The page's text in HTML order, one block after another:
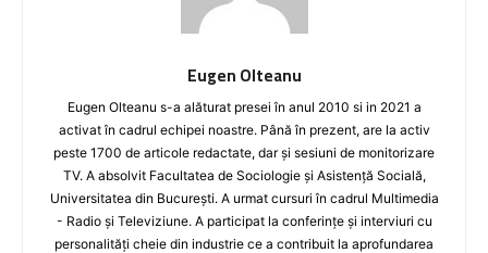
Eugen Olteanu
Eugen Olteanu s-a alăturat presei în anul 2010 si in 2021 a
activat în cadrul echipei noastre. Până în prezent, are la activ
peste 1700 de articole redactate, dar și sesiuni de monitorizare
TV. A absolvit Facultatea de Sociologie și Asistență Socială,
Universitatea din București. A urmat cursuri în cadrul Multimedia
- Radio și Televiziune. A participat la conferințe și interviuri cu
personalități cheie din industrie ce a contribuit la aprofundarea